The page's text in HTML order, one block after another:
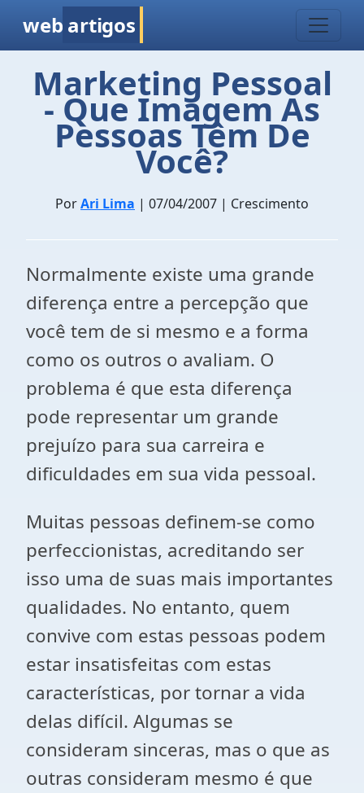
web artigos
Marketing Pessoal
- Que Imagem As
Pessoas Têm De
Você?
PorAri Lima | 07/04/2007 | Crescimento
Normalmente existe uma grande
diferença entre a percepção que
você tem de si mesmo e a forma
como os outros o avaliam. O
problema é que esta diferença
pode representar um grande
prejuízo para sua carreira e
dificuldades em sua vida pessoal.
Muitas pessoas definem-se como
perfeccionistas, acreditando ser
isso uma de suas mais importantes
qualidades. No entanto, quem
convive com estas pessoas podem
estar insatisfeitas com estas
características, por tornar a vida
delas difícil. Algumas se
consideram sinceras, mas o que as
outras consideram mesmo é que